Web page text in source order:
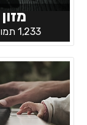
מזון
1,233 תמונות